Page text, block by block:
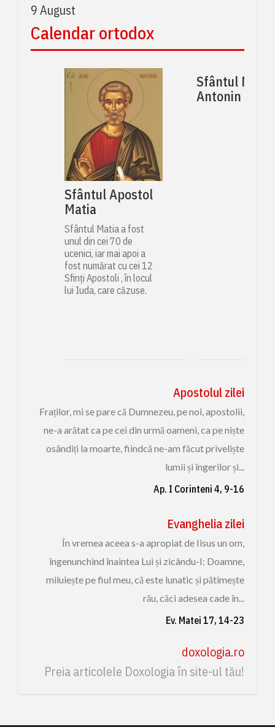
9 August
Calendar ortodox
Sfântul Apostol
Matia
Sfântul Matia a fost
unul din cei 70 de
ucenici, iar mai apoi a
fost numărat cu cei 12
Sfinți Apostoli , în locul
lui Iuda, care căzuse.
Sfântul
Antonin
Apostolul zilei
Fraților, mi se pare că Dumnezeu, pe noi, apostolii,
ne-a arătat ca pe cei din urmă oameni, ca pe niște
osândiți la moarte, fiindcă ne-am făcut priveliște
lumii și îngerilor și...
Ap. I Corinteni 4, 9-16
Evanghelia zilei
În vremea aceea s-a apropiat de Iisus un om,
îngenunchind înaintea Lui și zicându-I: Doamne,
miluiește pe fiul meu, că este lunatic și pătimește
rău, căci adesea cade în...
Ev. Matei 17, 14-23
doxologia.ro
Preia articolele Doxologia în site-ul tău!